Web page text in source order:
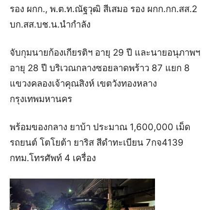
รอง ผกก., พ.ต.ท.ณัฐวุฒิ สีเสมอ รอง ผกก.กก.สส.2
บก.สส.บช.น.นำกำลัง
จับกุมนายก้องเกียรติฯ อายุ 29 ปี และนายอนุภาพฯ
อายุ 28 ปี บริเวณกลางซอยลาดพร้าว 87 แยก 8
แขวงคลองเจ้าคุณสิงห์ เขตวังทองหลาง
กรุงเทพมหานคร
พร้อมของกลาง ยาบ้า ประมาณ 1,600,000 เม็ด
รถยนต์ โตโยต้า ยาริส สีดำทะเบียน 7กจ4139
กทม.โทรศัพท์ 4 เครื่อง